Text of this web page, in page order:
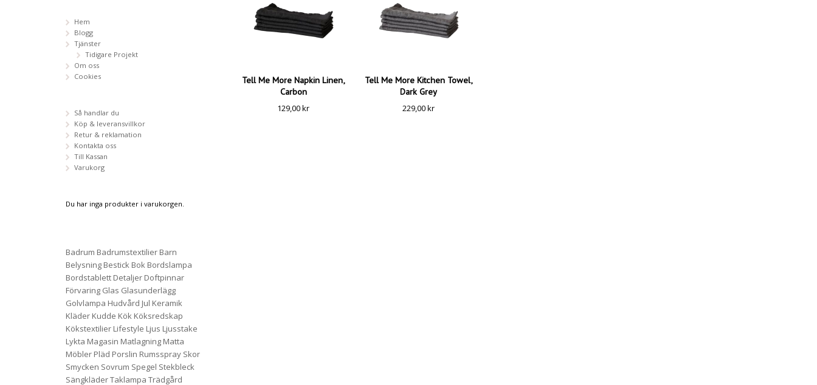
Tell Me More Napkin Linen,
Carbon
129,00kr
Tell Me More Kitchen Towel,
Dark Grey
229,00kr
Hem
Blogg
Tjänster
Tidigare Projekt
Om oss
Cookies
Så handlar du
Köp & leveransvillkor
Retur & reklamation
Kontakta oss
Till Kassan
Varukorg
Du har inga produkter i varukorgen.
Badrum Badrumstextilier Barn
Belysning Bestick Bok Bordslampa
Bordstablett Detaljer Doftpinnar
Förvaring Glas Glasunderlägg
Golvlampa Hudvård Jul Keramik
Kläder Kudde Kök Köksredskap
Kökstextilier Lifestyle Ljus Ljusstake
Lykta Magasin Matlagning Matta
Möbler Pläd Porslin Rumsspray Skor
Smycken Sovrum Spegel Stekbleck
SängkläderTaklampa Trädgård